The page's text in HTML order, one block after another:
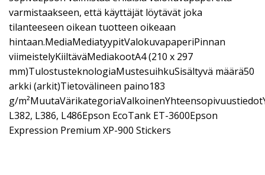
varmistaakseen, että käyttäjät löytävät joka
tilanteeseen oikean tuotteen oikeaan
hintaan.MediaMediatyypitValokuvapaperiPinnan
viimeistelyKiiltäväMediakootA4 (210 x 297
mm)TulostusteknologiaMustesuihkuSisältyvä määrä50
arkki (arkit)Tietovälineen paino183
g/
L382, L386, L486Epson EcoTank ET-3600Epson
Expression Premium XP-900 Stickers